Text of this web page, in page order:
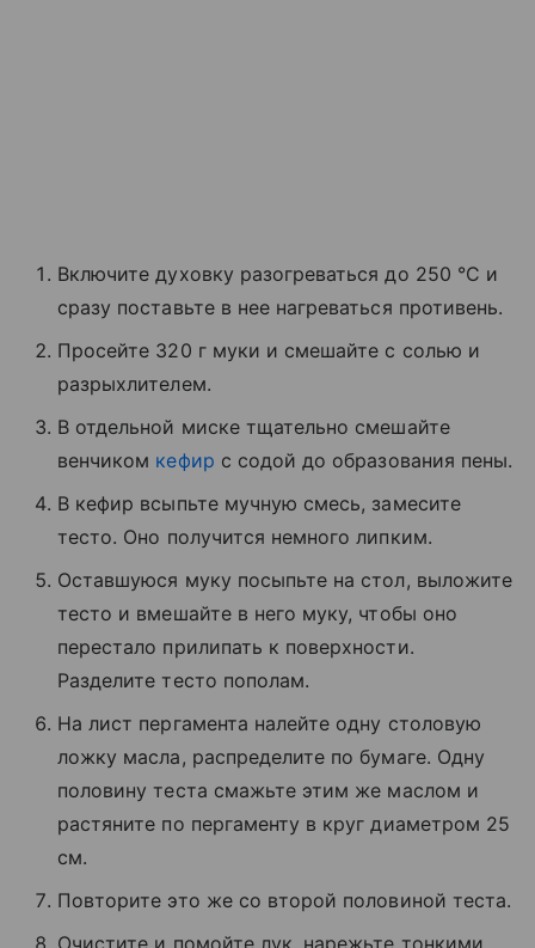
Включите духовку разогреваться до 250 °C и
сразу поставьте в нее нагреваться противень.
Просейте 320 г муки и смешайте с солью и
разрыхлителем.
В отдельной миске тщательно смешайте
венчиком кефир с содой до образования пены.
В кефир всыпьте мучную смесь, замесите
тесто. Оно получится немного липким.
Оставшуюся муку посыпьте на стол, выложите
тесто и вмешайте в него муку, чтобы оно
перестало прилипать к поверхности.
Разделите тесто пополам.
На лист пергамента налейте одну столовую
ложку масла, распределите по бумаге. Одну
половину теста смажьте этим же маслом и
растяните по пергаменту в круг диаметром 25
см.
Повторите это же со второй половиной теста.